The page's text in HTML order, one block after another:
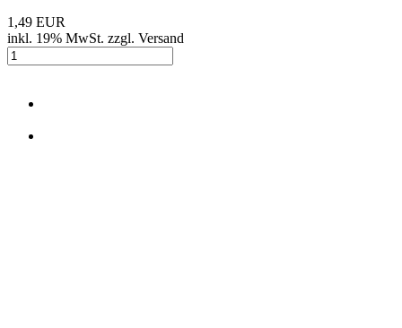
1,49 EUR
inkl. 19% MwSt. zzgl. Versand